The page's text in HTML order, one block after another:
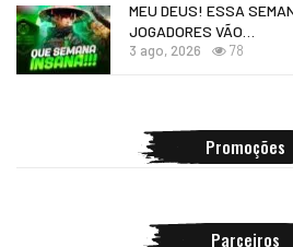
MEU DEUS! ESSA
JOGADORES VÃO…
3 ago, 2026 78
Promoções
Parceiros